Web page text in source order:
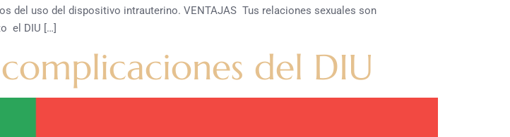
del uso del dispositivo intrauterino. VENTAJAS Tus relaciones sexuales son
el DIU […]
del DIU